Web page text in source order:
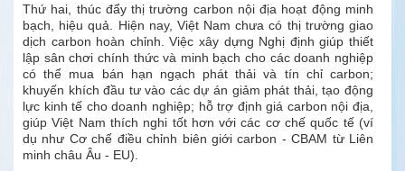
Thứ hai, thúc đẩy thị trường carbon nội địa hoạt động minh
bạch, hiệu quả. Hiện nay, Việt Nam chưa có thị trường giao
dịch carbon hoàn chỉnh. Việc xây dựng Nghị định giúp thiết
lập sân chơi chính thức và minh bạch cho các doanh nghiệp
có thể mua bán hạn ngạch phát thải và tín chỉ carbon;
khuyến khích đầu tư vào các dự án giảm phát thải, tạo động
lực kinh tế cho doanh nghiệp; hỗ trợ định giá carbon nội địa,
giúp Việt Nam thích nghi tốt hơn với các cơ chế quốc tế (ví
dụ như Cơ chế điều chỉnh biên giới carbon - CBAM từ Liên
minh châu Âu - EU).